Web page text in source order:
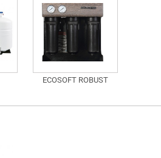
ECOSOFT ROBUST